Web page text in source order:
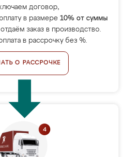
договор,
в размере 10% от суммы
заказ в производство.
в рассрочку без %.
О РАССРОЧКЕ